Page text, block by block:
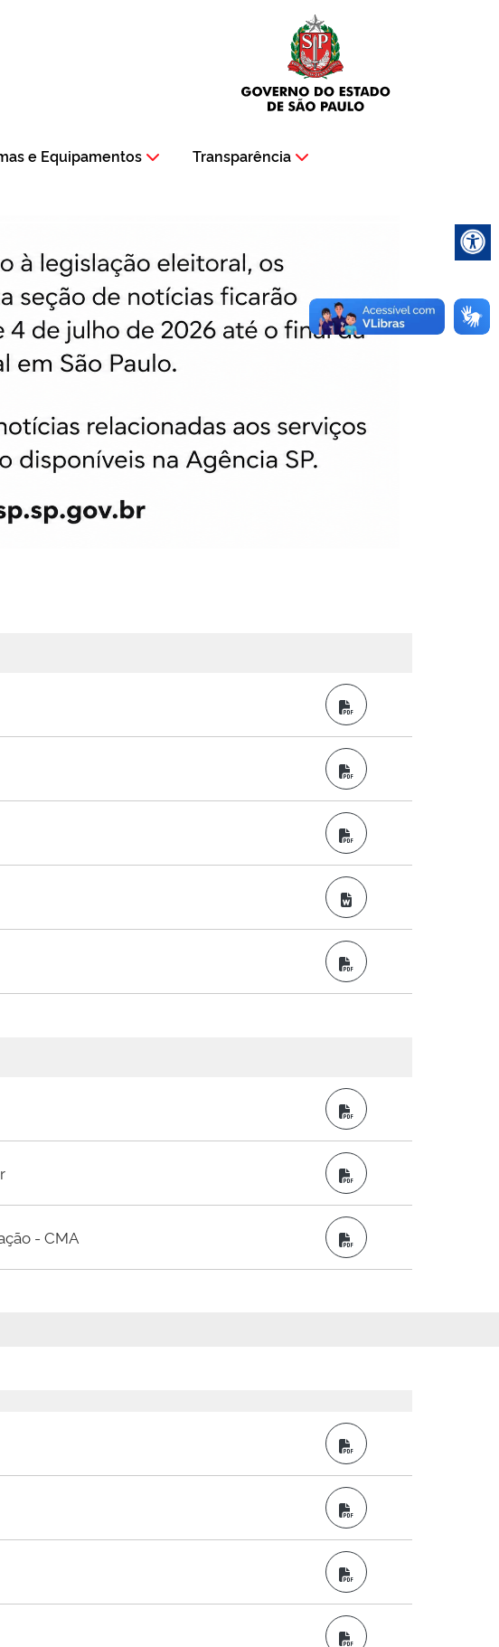
e Equipamentos Transparência
PDF
PDF
PDF
Word
PDF
PDF
PDF
- CMA PDF
PDF
PDF
PDF
PDF